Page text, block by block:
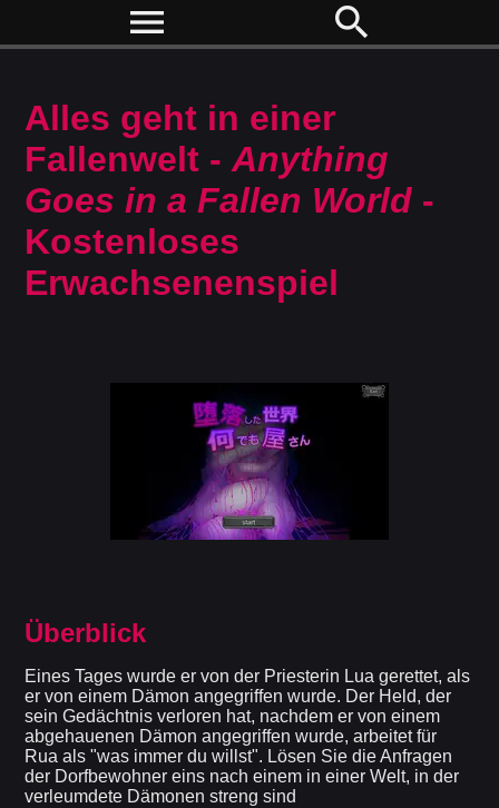
menu search
Alles geht in einer
Fallenwelt -Anything
Goes in a Fallen World -
Kostenloses
Erwachsenenspiel
Überblick
Eines Tages wurde er von der Priesterin Lua gerettet, als
er von einem Dämon angegriffen wurde. Der Held, der
sein Gedächtnis verloren hat, nachdem er von einem
abgehauenen Dämon angegriffen wurde, arbeitet für
Rua als "was immer du willst". Lösen Sie die Anfragen
der Dorfbewohner eins nach einem in einer Welt, in der
verleumdete Dämonen streng sind